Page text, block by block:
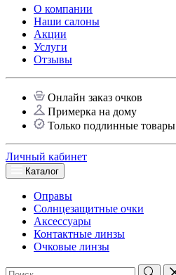
О компании
Наши салоны
Акции
Услуги
Отзывы
Онлайн заказ очков
Примерка на дому
Только подлинные товары
Личный кабинет
Каталог
Оправы
Солнцезащитные очки
Аксессуары
Контактные линзы
Очковые линзы